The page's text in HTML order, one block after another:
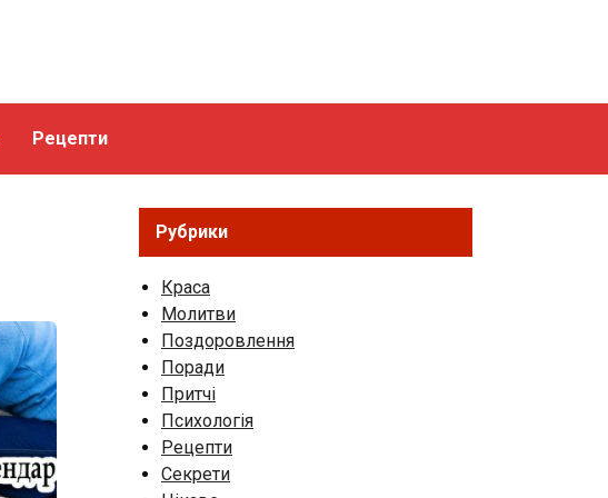
Рецепти
Рубрики
Краса
Молитви
Поздоровлення
Поради
Притчі
Психологія
Рецепти
Секрети